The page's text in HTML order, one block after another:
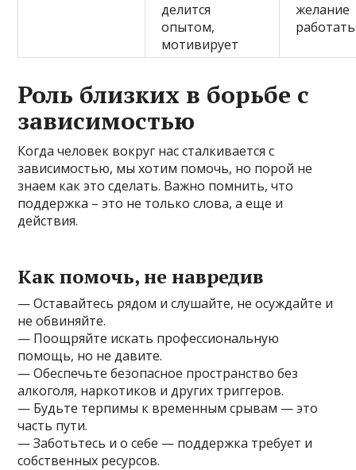
делится
опытом,
мотивирует
желание
работать
Роль близких в борьбе с
зависимостью
Когда человек вокруг нас сталкивается с
зависимостью, мы хотим помочь, но порой не
знаем как это сделать. Важно помнить, что
поддержка – это не только слова, а еще и
действия.
Как помочь, не навредив
— Оставайтесь рядом и слушайте, не осуждайте и
не обвиняйте.
— Поощряйте искать профессиональную
помощь, но не давите.
— Обеспечьте безопасное пространство без
алкоголя, наркотиков и других триггеров.
— Будьте терпимы к временным срывам — это
часть пути.
— Заботьтесь и о себе — поддержка требует и
собственных ресурсов.